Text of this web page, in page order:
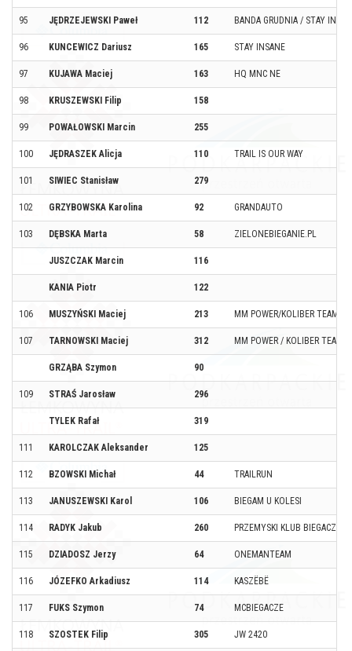
95 JĘDRZEJEWSKI Paweł 112 BANDA GRUDNIA / STAY
96 KUNCEWICZ Dariusz 165 STAY INSANE
97 KUJAWA Maciej 163 HQ MNC NE
98 KRUSZEWSKI Filip 158
99 POWAŁOWSKI Marcin 255
100 JĘDRASZEK Alicja 110 TRAIL IS OUR WAY
101 SIWIEC Stanisław 279
102 GRZYBOWSKA Karolina 92 GRANDAUTO
103 DĘBSKA Marta 58 ZIELONEBIEGANIE.PL
JUSZCZAK Marcin 116
KANIA Piotr 122
106 MUSZYŃSKI Maciej 213 MM POWER/KOLIBER TEAM
107 TARNOWSKI Maciej 312 MM POWER / KOLIBER TEAM
GRZĄBA Szymon 90
109 STRAŚ Jarosław 296
TYLEK Rafał 319
111 KAROLCZAK Aleksander 125
112 BZOWSKI Michał 44 TRAILRUN
113 JANUSZEWSKI Karol 106 BIEGAM U KOLESI
114 RADYK Jakub 260 PRZEMYSKI KLUB BIEGACZA
115 DZIADOSZ Jerzy 64 ONEMANTEAM
116 JÓZEFKO Arkadiusz 114 KASZËBË
117 FUKS Szymon 74 MCBIEGACZE
118 SZOSTEK Filip 305 JW 2420